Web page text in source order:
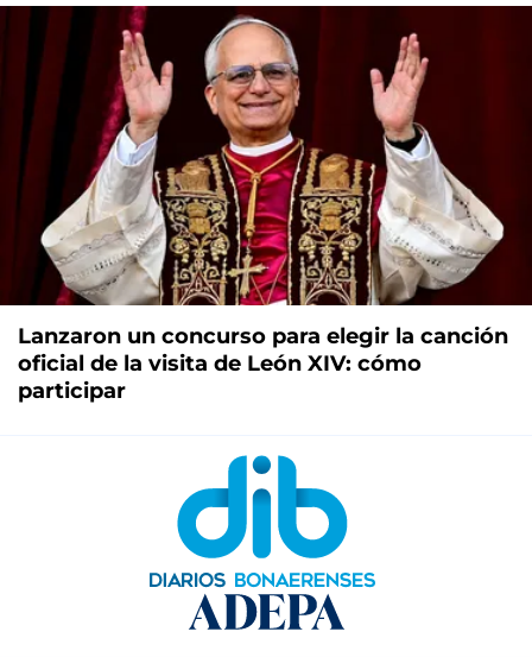
Lanzaron un concurso para elegir la canción
oficial de la visita de León XIV: cómo
participar